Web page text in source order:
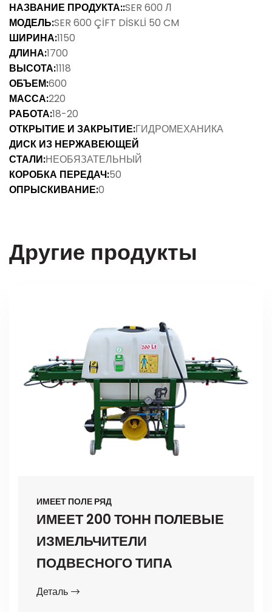
НАЗВАНИЕ ПРОДУКТА::SER 600 Л
МОДЕЛЬ:SER 600 ÇİFT DİSKLİ 50 CM
ШИРИНА:1150
ДЛИНА:1700
ВЫСОТА:1118
ОБЪЕМ:600
МАССА:220
РАБОТА:18-20
ОТКРЫТИЕ И ЗАКРЫТИЕ:ГИДРОМЕХАНИКА
ДИСК ИЗ НЕРЖАВЕЮЩЕЙ
СТАЛИ:НЕОБЯЗАТЕЛЬНЫЙ
КОРОБКА ПЕРЕДАЧ:50
ОПРЫСКИВАНИЕ:0
Другие продукты
ИМЕЕТ ПОЛЕ РЯД
ИМЕЕТ 200 ТОНН ПОЛЕВЫЕ
ИЗМЕЛЬЧИТЕЛИ
ПОДВЕСНОГО ТИПА
Деталь